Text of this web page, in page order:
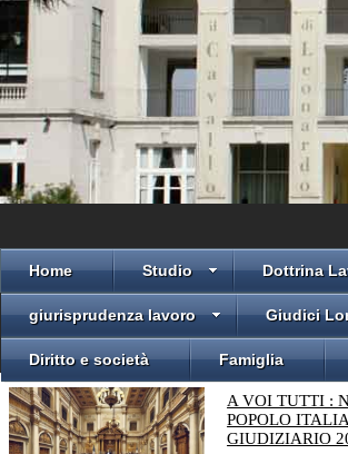
Home Studio Dottrina
giurisprudenza lavoro Giudici
Diritto e società Famiglia
A VOI TUTTI :
POPOLO
GIUDIZIARIO